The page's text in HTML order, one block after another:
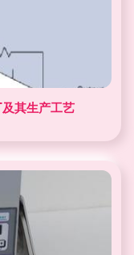
其生产工艺